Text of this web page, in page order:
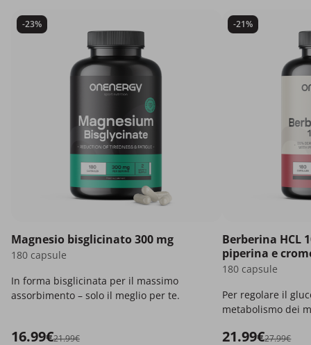
-23%
Magnesio bisglicinato 300 mg
180 capsule
In forma bisglicinata per il massimo
assorbimento – solo il meglio per te.
16.99€21.99€
-21%
Berberina HCL
piperina e
180 capsule
Per regolare il
metabolismo dei
21.99€27.99€